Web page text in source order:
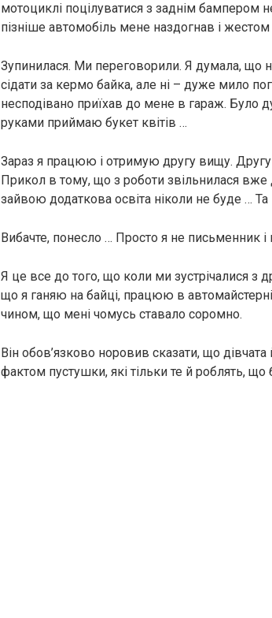
мотоциклі поцілуватися з заднім бампером
пізніше автомобіль мене наздогнав і
Зупинилася. Ми переговорили. Я думала, що
сідати за кермо байка, але ні – дуже мило
несподівано приїхав до мене в гараж.
руками приймаю букет квітів …
Зараз я працюю і отримую другу вищу.
Прикол в тому, що з роботи звільнилася
зайвою додаткова освіта ніколи не буде …
Вибачте, понесло … Просто я не письменник
Я це все до того, що коли ми зустрічалися з
що я ганяю на байці, працюю в
чином, що мені чомусь ставало соромно.
Він обов’язково норовив сказати, що
фактом пустушки, які тільки те й роблять, що